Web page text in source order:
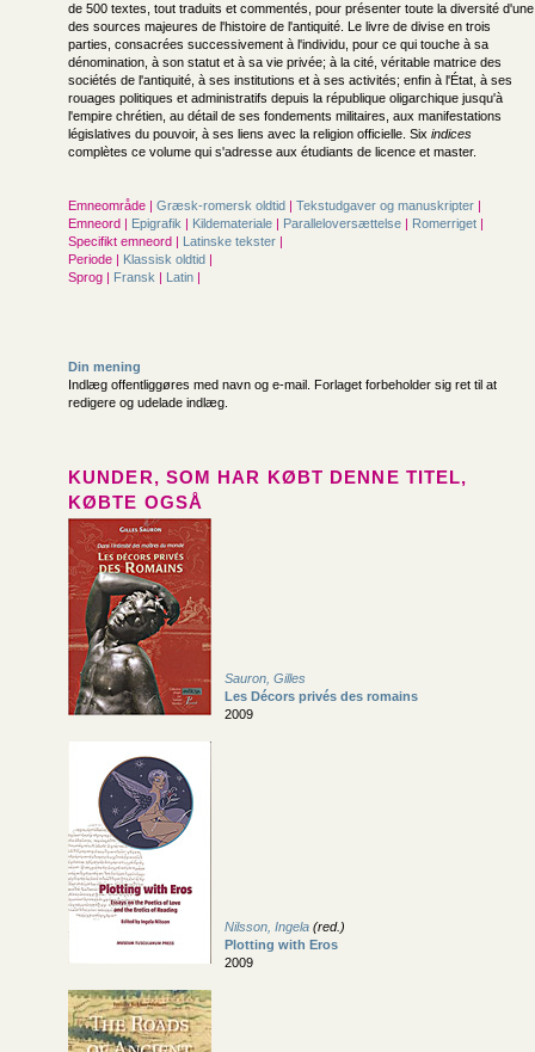
de 500 textes, tout traduits et commentés, pour présenter toute la diversité d'une
des sources majeures de l'histoire de l'antiquité. Le livre de divise en trois
parties, consacrées successivement à l'individu, pour ce qui touche à sa
dénomination, à son statut et à sa vie privée; à la cité, véritable matrice des
sociétés de l'antiquité, à ses institutions et à ses activités; enfin à l'État, à ses
rouages politiques et administratifs depuis la république oligarchique jusqu'à
l'empire chrétien, au détail de ses fondements militaires, aux manifestations
législatives du pouvoir, à ses liens avec la religion officielle. Six indices
complètes ce volume qui s'adresse aux étudiants de licence et master.
Emneområde | Græsk-romersk oldtid | Tekstudgaver og manuskripter |
Emneord | Epigrafik | Kildemateriale | Paralleloversættelse | Romerriget |
Specifikt emneord | Latinske tekster |
Periode | Klassisk oldtid |
Sprog | Fransk | Latin |
Din mening
Indlæg offentliggøres med navn og e-mail. Forlaget forbeholder sig ret til at
redigere og udelade indlæg.
KUNDER, SOM HAR KØBT DENNE TITEL,
KØBTE OGSÅ
Sauron, Gilles
Les Décors privés des romains
2009
Nilsson, Ingela (red.)
Plotting with Eros
2009